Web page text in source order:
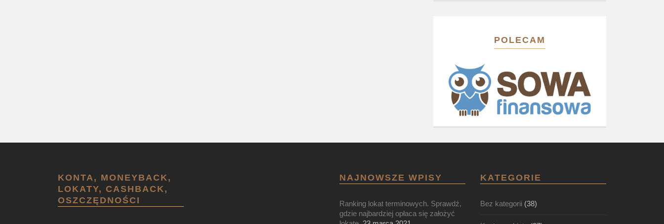
POLECAM
KONTA, MONEYBACK,
LOKATY, CASHBACK,
OSZCZĘDNOŚCI
NAJNOWSZE WPISY
Ranking lokat terminowych. Sprawdź,
gdzie najbardziej opłaca się założyć
KATEGORIE
Bez kategorii (38)